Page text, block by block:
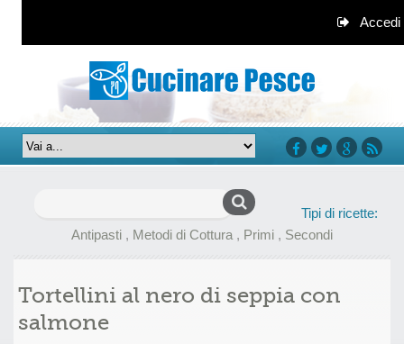
Accedi
Tipi di ricette:
Antipasti , Metodi di Cottura , Primi , Secondi
Tortellini al nero di seppia con
salmone